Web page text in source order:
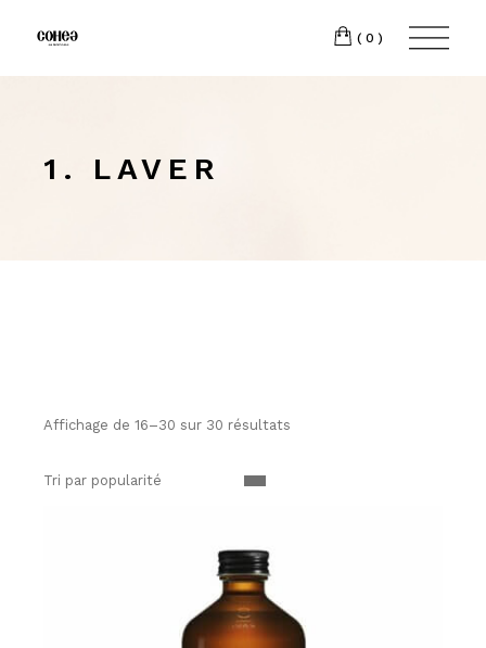
(0)
1. LAVER
Affichage de 16–30 sur 30 résultats
Tri par popularité